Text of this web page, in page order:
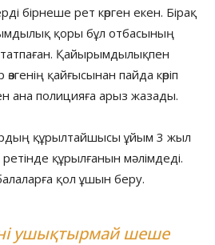
бірнеше рет көрген екен. Бірақ
қоры бұл отбасының
Қайырымдылықпен
қайғысынан пайда көріп
ана полицияға арыз жазады.
құрылтайшысы ұйым 3 жыл
құрылғанын мәлімдеді.
қол ұшын беру.
ушықтырмай шеше